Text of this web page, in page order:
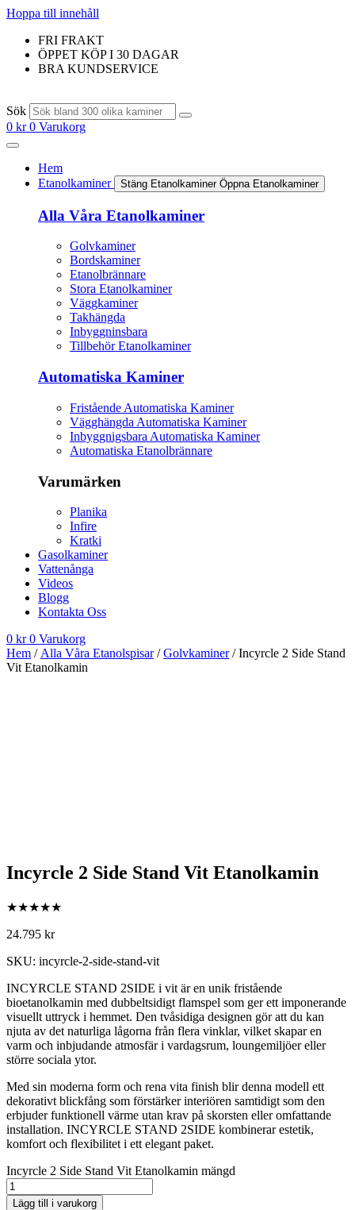
Hoppa till innehåll
FRI FRAKT
ÖPPET KÖP I 30 DAGAR
BRA KUNDSERVICE
Sök
0 kr 0 Varukorg
Hem
Etanolkaminer
Stäng Etanolkaminer Öppna Etanolkaminer
Alla Våra Etanolkaminer
Golvkaminer
Bordskaminer
Etanolbrännare
Stora Etanolkaminer
Väggkaminer
Takhängda
Inbyggninsbara
Tillbehör Etanolkaminer
Automatiska Kaminer
Fristående Automatiska Kaminer
Vägghängda Automatiska Kaminer
Inbyggnigsbara Automatiska Kaminer
Automatiska Etanolbrännare
Varumärken
Planika
Infire
Kratki
Gasolkaminer
Vattenånga
Videos
Blogg
Kontakta Oss
0 kr 0 Varukorg
Hem / Alla Våra Etanolspisar/Golvkaminer/ Incyrcle 2 Side Stand
Vit Etanolkamin
Incyrcle 2 Side Stand Vit Etanolkamin
★★★★★
24.795 kr
SKU: incyrcle-2-side-stand-vit
INCYRCLE STAND 2SIDE i vit är en unik fristående
bioetanolkamin med dubbeltsidigt flamspel som ger ett imponerande
visuellt uttryck i hemmet. Den tvåsidiga designen gör att du kan
njuta av det naturliga lågorna från flera vinklar, vilket skapar en
varm och inbjudande atmosfär i vardagsrum, loungemiljöer eller
större sociala ytor.
Med sin moderna form och rena vita finish blir denna modell ett
dekorativt blickfång som förstärker interiören samtidigt som den
erbjuder funktionell värme utan krav på skorsten eller omfattande
installation. INCYRCLE STAND 2SIDE kombinerar estetik,
komfort och flexibilitet i ett elegant paket.
Incyrcle 2 Side Stand Vit Etanolkamin mängd
Lägg till i varukorg